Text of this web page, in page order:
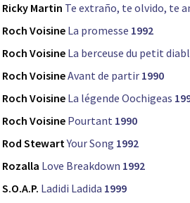
Ricky Martin Te extraño, te olvido, te
Roch Voisine La promesse 1992
Roch Voisine La berceuse du petit
Roch VoisineAvant de partir 1990
Roch Voisine La légende Oochigeas
Roch Voisine Pourtant 1990
Rod StewartYour Song 1992
Rozalla Love Breakdown 1992
S.O.A.P. Ladidi Ladida 1999